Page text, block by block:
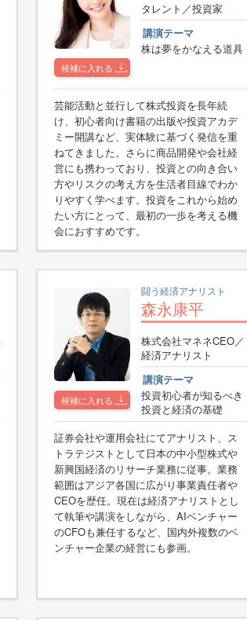
候補に入れる
タレント／投資家
講演テーマ
株は夢をかなえる道具
芸能活動と並行して株式投資を長年続
け、初心者向け書籍の出版や投資アカデ
ミー開講など、実体験に基づく発信を重
ねてきました。さらに商品開発や会社経
営にも携わっており、投資との向き合い
方やリスクの考え方を生活者目線でわか
りやすく学べます。投資をこれから始め
たい方にとって、最初の一歩を考える機
会におすすめです。
候補に入れる
闘う経済アナリスト
森永康平
株式会社マネネCEO／
経済アナリスト
講演テーマ
投資初心者が知るべき
投資と経済の基礎
証券会社や運用会社にてアナリスト、ス
トラテジストとして日本の中小型株式や
新興国経済のリサーチ業務に従事。業務
範囲はアジア各国に広がり事業責任者や
CEOを歴任。現在は経済アナリストとし
て執筆や講演をしながら、AIベンチャー
のCFOも兼任するなど、国内外複数のベ
ンチャー企業の経営にも参画。